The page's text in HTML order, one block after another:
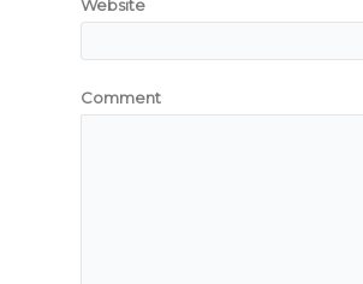
Website
Comment